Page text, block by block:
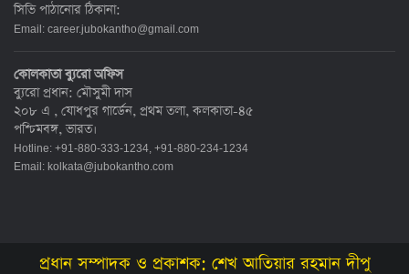
সিভি পাঠানোর ঠিকানা:
Email: career.jubokantho@gmail.com
কোলকাতা ব্যুরো অফিস
ব্যুরো প্রধান: মৌসুমী দাস
২০৮ এ , যোধপুর গার্ডেন, প্রথম তলা, কলকাতা-৪৫
পশ্চিমবঙ্গ, ভারত।
Hotline: +91-880-333-1234, +91-880-234-1234
Email: kolkata@jubokantho.com
প্রধান সম্পাদক ও প্রকাশক: শেখ আতিয়ার রহমান দীপু